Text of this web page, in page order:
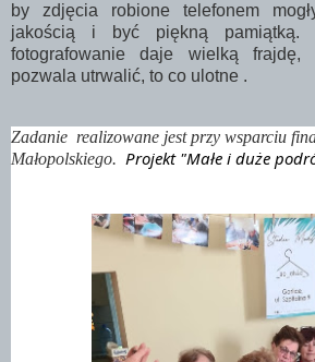
by zdjęcia robione telefonem
jakością i być piękną pamiątką.
fotografowanie daje wielką frajdę,
pozwala utrwalić, to co ulotne .
Zadanie realizowane jest przy wsparciu
Małopolskiego. Projekt "Małe i duże